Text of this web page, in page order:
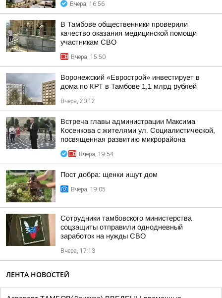
Вчера, 16:56
В Тамбове общественники проверили
качество оказания медицинской помощи
участникам СВО
Вчера, 15:50
Воронежский «Еврострой» инвестирует в
дома по КРТ в Тамбове 1,1 млрд рублей
Вчера, 20:12
Встреча главы администрации Максима
Косенкова с жителями ул. Социалистической,
посвященная развитию микрорайона
Вчера, 19:54
Пост добра: щенки ищут дом
Вчера, 19:05
Сотрудники тамбовского министерства
соцзащиты отправили однодневный
заработок на нужды СВО
Вчера, 17:13
ЛЕНТА НОВОСТЕЙ